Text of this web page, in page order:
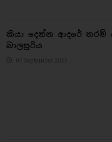
කියා දෙන්න ආදරේ තරම්
බාලසූරිය
07 September 2025